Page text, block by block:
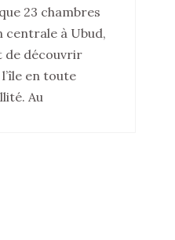
23 chambres
centrale à Ubud,
de découvrir
en toute
Au